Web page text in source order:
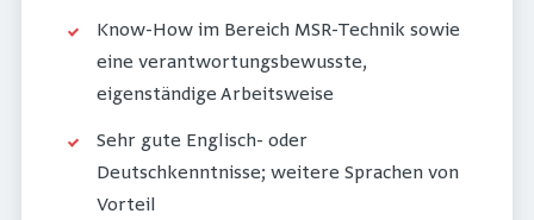
Know-How im Bereich MSR-Technik sowie
eine verantwortungsbewusste,
eigenständige Arbeitsweise
Sehr gute Englisch- oder
Deutschkenntnisse; weitere Sprachen von
Vorteil